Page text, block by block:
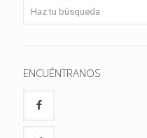
ENCUÉNTRANOS